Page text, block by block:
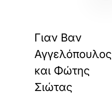
Γιαν Βαν
Αγγελόπουλος
και Φώτης
Σιώτας